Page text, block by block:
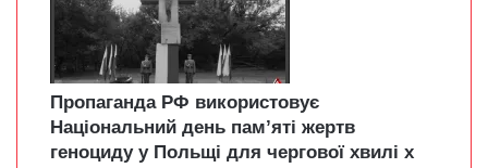
Пропаганда РФ використовує
Національний день пам’яті жертв
геноциду у Польщі для чергової хвилі х